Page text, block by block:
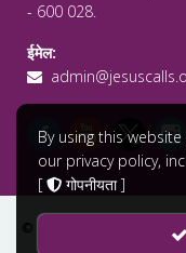
- 600 028.
ईमेल:
By using this
our privacy policy,
[
गोपनीयता]